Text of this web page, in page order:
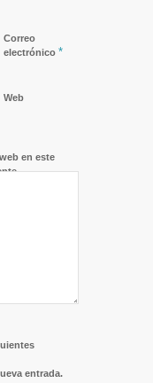
Correo
electrónico *
Web
en este
entrada.